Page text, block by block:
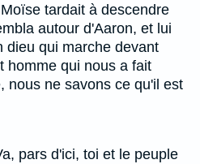
tardait à descendre
autour d'Aaron, et lui
dieu qui marche devant
homme qui nous a fait
nous ne savons ce qu'il est
pars d'ici, toi et le peuple